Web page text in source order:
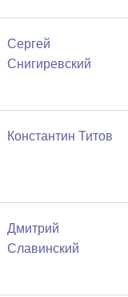
Сергей
Снигиревский
Константин Титов
Дмитрий
Славинский